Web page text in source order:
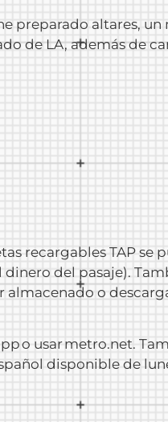
preparado altares,
de LA, además de
recargables TAP se
dinero del pasaje).
almacenado o
o usar metro.net.
disponible de